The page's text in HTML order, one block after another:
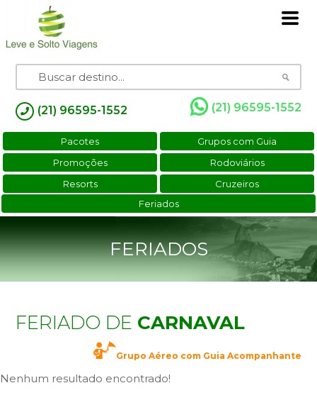
(21) 96595-1552 (21) 96595-1552
Pacotes
Grupos com Guia
Promoções
Rodoviários
Resorts
Cruzeiros
Feriados
FERIADOS
FERIADO DE CARNAVAL
Grupo Aéreo com Guia Acompanhante
Nenhum resultado encontrado!